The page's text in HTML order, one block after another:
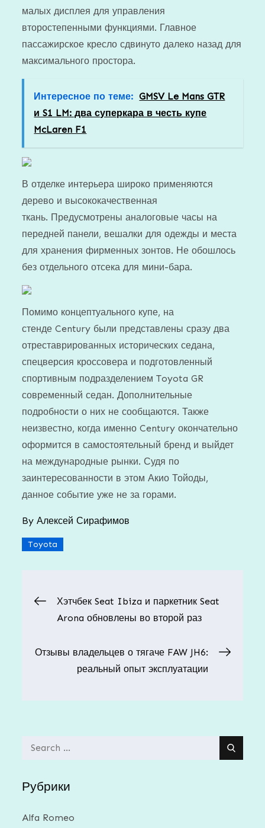
малых дисплея для управления
второстепенными функциями. Главное
пассажирское кресло сдвинуто далеко назад для
максимального простора.
Интересное по теме: GMSV Le Mans GTR
и S1 LM: два суперкара в честь купе
McLaren F1
В отделке интерьера широко применяются
дерево и высококачественная
ткань. Предусмотрены аналоговые часы на
передней панели, вешалки для одежды и места
для хранения фирменных зонтов. Не обошлось
без отдельного отсека для мини-бара.
Помимо концептуального купе, на
стенде Century были представлены сразу два
отреставрированных исторических седана,
спецверсия кроссовера и подготовленный
спортивным подразделением Toyota GR
современный седан. Дополнительные
подробности о них не сообщаются. Также
неизвестно, когда именно Century окончательно
оформится в самостоятельный бренд и выйдет
на международные рынки. Судя по
заинтересованности в этом Акио Тойоды,
данное событие уже не за горами.
ByАлексей Сирафимов
Toyota
Навигация
записям
Хэтчбек Seat Ibiza и паркетник Seat
Arona обновлены во второй раз
Отзывы владельцев о тягаче FAW JH6:
реальный опыт эксплуатации
Search
Рубрики
Alfa Romeo